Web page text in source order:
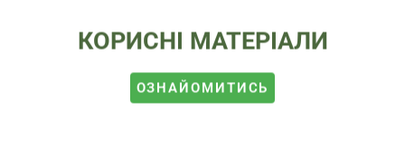
КОРИСНІ МАТЕРІАЛИ
ОЗНАЙОМИТИСЬ